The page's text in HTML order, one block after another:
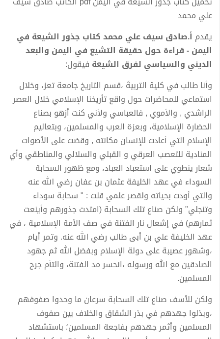
علي محمد
يقدم أ.صادق سيف علي محمدكتاب جذور الشيعة في
اليمن - قراءة حول حقيقة التشيع في اليمن والبعد
الديني والسياسي لفرق الشيعة فيقول:
وأنا طالب في كلية التربيةَ ،قسم التاريخ جامعة تعز، وخلال
استماعي للمحاضرات حول واقع تأريخنا الإسلامي خلال العصر
الراشدي , والأموي , فالعباسي ولأني كنت أزهو بصناع
الحضارة الإسلامية، وبعزة العرب والمسلمين، وبتعاليم
الإسلام التي أعادت للإنسان مكانته , وقضت على الأصوات
المنادية للتعصب العرقي و القبلي والسلالي والمناطقي وأي
شعار ينطوي على استعباد العباد، ومع ظهور السحابة
السوداء في عهد الخليفة عثمان بن عفان رضي الله عنه
والتي أودت بحياته ولقصر علمي قلت : " سحابة سوداء
وتنجلي" ولكن صناع تلك السحابة (امتدت جذورهم وأينعت
ثمارهم) في إشعال نار الفتنة في صف الأمة الإسلامية ، في
عهد الخليفة علي بن أبى طالب رضي الله عنه. وتمر أيام
،وشهور عصيبة على دولة الإسلام وبفضل الله ثم جهود
الصادقين مع الله ورسوله ،انحسر مد الفتنة، والتأم جرح
المسلمين.
ولكن للأسف صناع تلك السحابة سرعان ما وحدوا صفوفهم
،وبذلوا جهدهم في بذر الشقاق والخلاف بين صفوف
المسلمين وأثمر جهدهم بفاجعة المسلمين؛ باستشهاد